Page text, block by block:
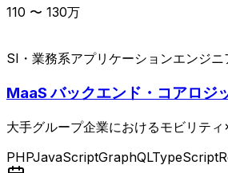
110 〜 130万
SI・業務系アプリケーションエンジニ
MaaS バックエンド・コアロジ
大手グループ企業におけるモビリテ
ロジックの設計・実装を担当するバッ
PHPJavaScriptGraphQLTypeScript